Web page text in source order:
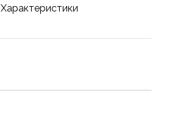
Характеристики